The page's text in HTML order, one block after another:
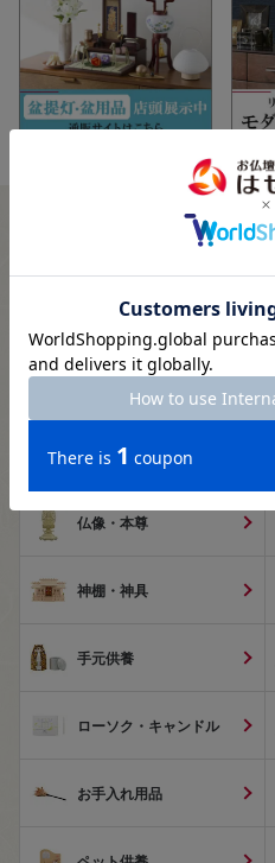
カテゴリから探す
盆提灯
仏像・本尊
神棚・神具
手元供養
ローソク・キャンドル
お手入れ用品